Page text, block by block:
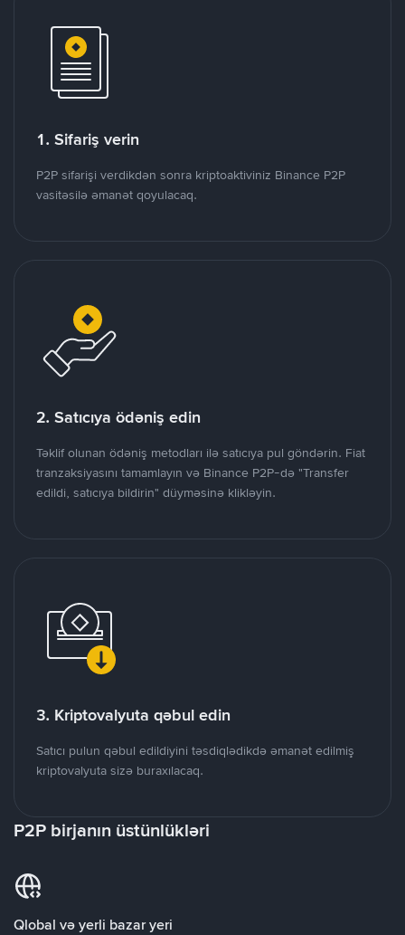
1. Sifariş verin
P2P sifarişi verdikdən sonra kriptoaktiviniz Binance P2P
vasitəsilə əmanət qoyulacaq.
2. Satıcıya ödəniş edin
Təklif olunan ödəniş metodları ilə satıcıya pul göndərin. Fiat
tranzaksiyasını tamamlayın və Binance P2P-də "Transfer
edildi, satıcıya bildirin" düyməsinə klikləyin.
3. Kriptovalyuta qəbul edin
Satıcı pulun qəbul edildiyini təsdiqlədikdə əmanət edilmiş
kriptovalyuta sizə buraxılacaq.
P2P birjanın üstünlükləri
Qlobal və yerli bazar yeri